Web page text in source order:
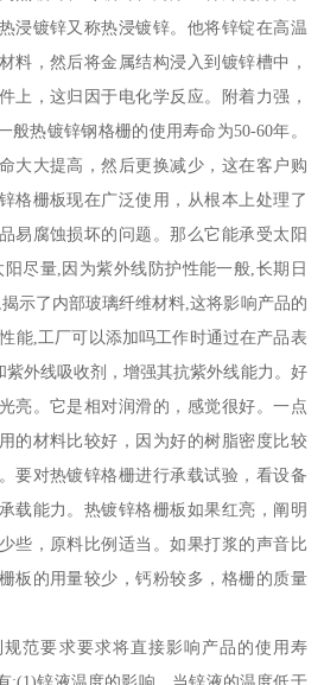
浸镀锌又称热浸镀锌。他将锌锭在高温
料，然后将金属结构浸入到镀锌槽中，
上，这归因于电化学反应。附着力强，
热镀锌钢格栅的使用寿命为50-60年。
大大提高，然后更换减少，这在客户购
格栅板现在广泛使用，从根本上处理了
易腐蚀损坏的问题。那么它能承受太阳
尽量,因为紫外线防护性能一般,长期日
示了内部玻璃纤维材料,这将影响产品的
能,工厂可以添加吗工作时通过在产品表
紫外线吸收剂，增强其抗紫外线能力。好
亮。它是相对润滑的，感觉很好。一点
的材料比较好，因为好的树脂密度比较
要对热镀锌格栅进行承载试验，看设备
载能力。热镀锌格栅板如果红亮，阐明
些，原料比例适当。如果打浆的声音比
板的用量较少，钙粉较多，格栅的质量
范要求要求将直接影响产品的使用寿